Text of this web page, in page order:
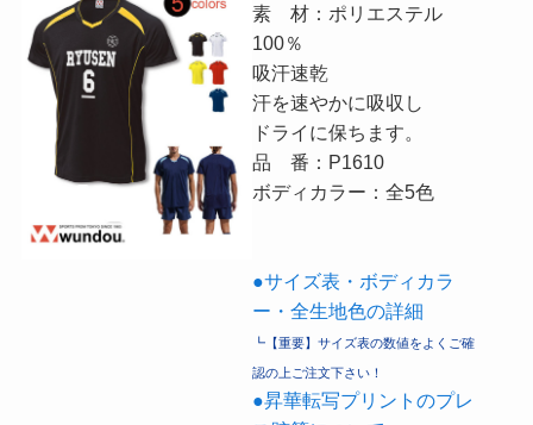
素 材：ポリエステル
100％
吸汗速乾
汗を速やかに吸収し
ドライに保ちます。
品 番：P1610
ボディカラー：全5色
●サイズ表・ボディカラ
ー・全生地色の詳細
┗【重要】サイズ表の数値をよくご確
認の上ご注文下さい！
●昇華転写プリントのプレ